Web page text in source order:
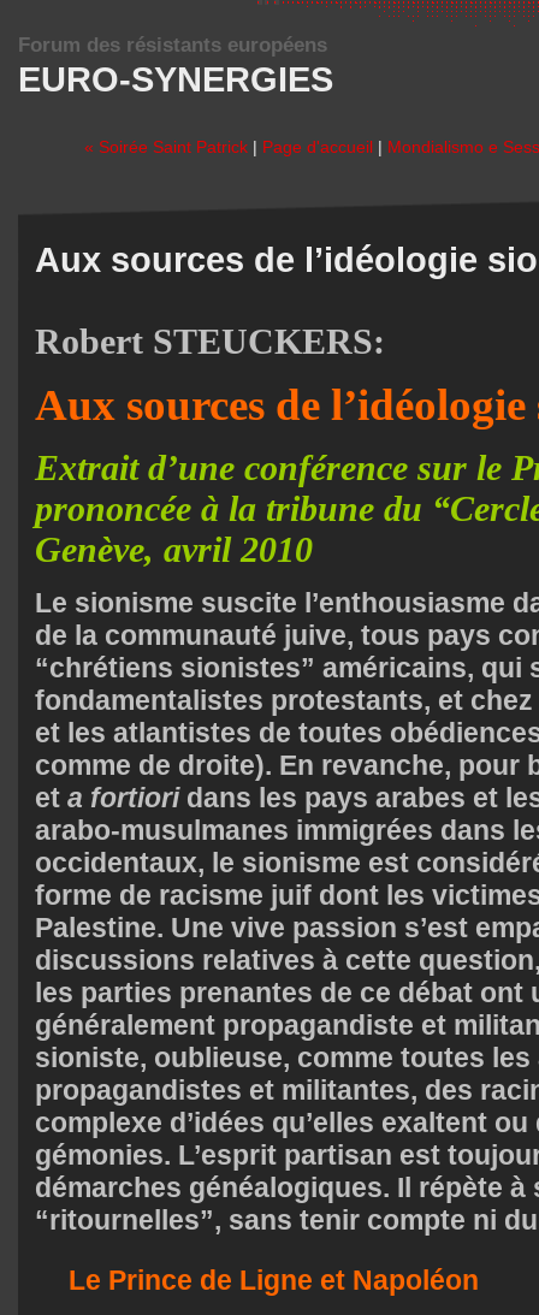
EURO-SYNERGIES
Forum des résistants européens
« Soirée Saint Patrick | Page d'accueil | Mondialismo e
Aux sources de l’idéologie
Robert STEUCKERS:
Aux sources de l’idéologie
Extrait d’une conférence sur le
prononcée à la tribune du
Genève, avril 2010
Le sionisme suscite l’enthousiasme
de la communauté juive, tous pays
“chrétiens sionistes” américains, qui
fondamentalistes protestants, et
et les atlantistes de toutes
comme de droite). En revanche, pour
et a fortioridans les pays arabes et
arabo-musulmanes immigrées dans
occidentaux, le sionisme est
forme de racisme juif dont les
Palestine. Une vive passion s’est
discussions relatives à cette
les parties prenantes de ce débat ont
généralement propagandiste et
sioniste, oublieuse, comme toutes
propagandistes et militantes, des
complexe d’idées qu’elles exaltent
gémonies. L’esprit partisan est
démarches généalogiques. Il répète à
“ritournelles”, sans tenir compte ni
Le Prince de Ligne et Napoléon